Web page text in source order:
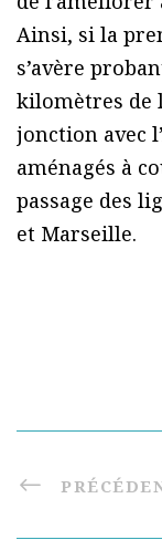
Ainsi, si la
s’avère
kilomètres de
jonction avec
aménagés à
passage des
et Marseille.